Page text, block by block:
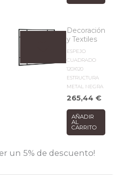
Decoración
y Textiles
ESPEJO
CUADRADO
120X120
ESTRUCTURA
METAL NEGRA
265,44€
AÑADIR
AL
CARRITO
un 5% de descuento!